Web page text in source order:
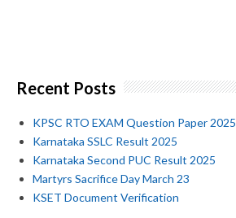
Recent Posts
KPSC RTO EXAM Question Paper 2025
Karnataka SSLC Result 2025
Karnataka Second PUC Result 2025
Martyrs Sacrifice Day March 23
KSET Document Verification